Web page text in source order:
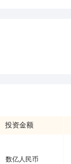
投资金额
数亿人民币